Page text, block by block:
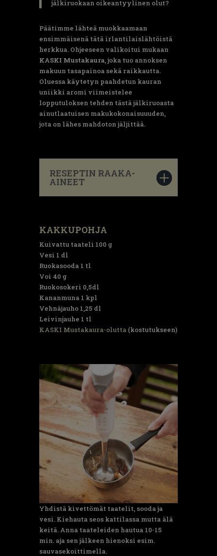
jälkiruokaan oikeantyylinen olut?
Päätimme lähteä muokkaamaan
ensimmäisenä tätä irlantilaislähtöistä
herkkua. Ohjeeseen valikoitui mukaan
KASKI Mustakaura, joka tuo annoksen
makuun tasapainoa sekä raikkautta.
Oluessa käytetyn paahdetun kauran
uniikki aromi viimeistelee
lopputuloksen tehden tästä jälkiruoasta
ainutlaatuisen makukokonaisuuuden,
jota on lähes mahdoton jäljittää.
RESEPTIN RAAKA-
AINEET
KAKKUPOHJA
Kuivattu taateli 100 g
Vesi 1 dl
Ruokasooda 1 tl
Voi 40 g
Ruokosokeri 0,5dl
Kananmuna 1 kpl
Vehnäjauho 1,25 dl
Leivinjauhe 1 tl
KASKI Mustakaura-olutta(kostutukseen)
Yhdistä kivettömät taatelit, sooda ja
vesi. Kiehauta seos kattilassa mutta älä
keitä. Anna taateleiden hautua 10-15
min. aja sen jälkeen hienoksi esim.
sauvasekoittimella.